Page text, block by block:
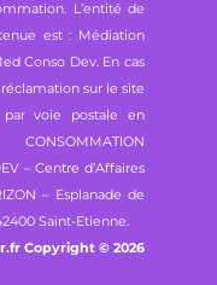
L’entité de
est : Médiation
Conso Dev. En cas
sur le site
par voie postale en
– Centre d’Affaires
– Esplanade de
Saint-Etienne.
Copyright © 2026